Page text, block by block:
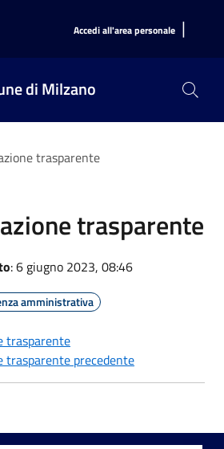
Accedi all'area personale |
di Milzano
trasparente
trasparente
: 6 giugno 2023, 08:46
amministrativa
trasparente
trasparente precedente